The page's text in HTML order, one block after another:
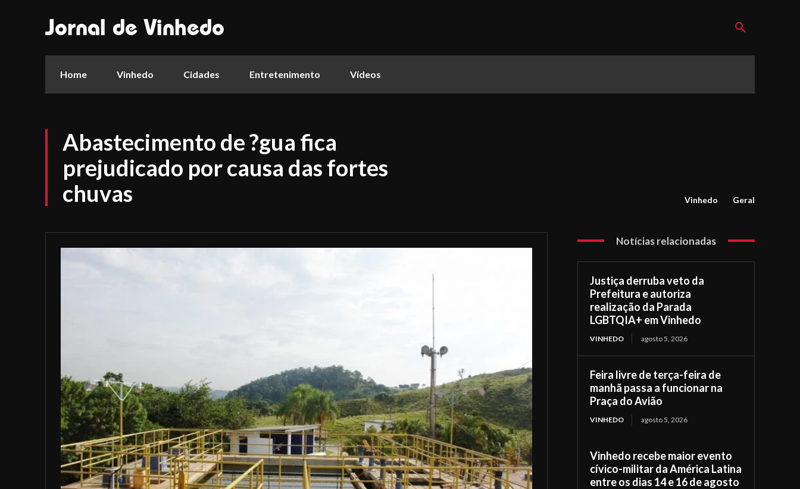
Jornal de Vinhedo
Home Vinhedo Cidades Entretenimento Vídeos
Abastecimento de ?gua fica
prejudicado por causa das fortes
chuvas
Vinhedo Geral
Notícias relacionadas
Justiça derruba veto da
Prefeitura e autoriza
realização da Parada
LGBTQIA+ em Vinhedo
VINHEDO agosto 5, 2026
Feira livre de terça-feira de
manhã passa a funcionar na
Praça do Avião
VINHEDO agosto 5, 2026
Vinhedo recebe maior evento
cívico-militar da América Latina
entre os dias 14 e 16 de agosto